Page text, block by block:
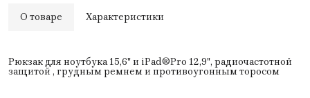
О товаре Характеристики
Рюкзак для ноутбука 15,6" и iPad®Pro 12,9", радиочастотной
защитой , грудным ремнем и противоугонным торосом